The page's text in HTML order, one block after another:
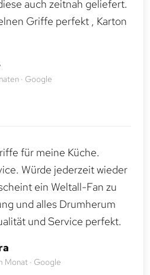
auch zeitnah geliefert.
Griffe perfekt , Karton
· Google
für meine Küche.
Würde jederzeit wieder
ein Weltall-Fan zu
und alles Drumherum
und Service perfekt.
Monat · Google